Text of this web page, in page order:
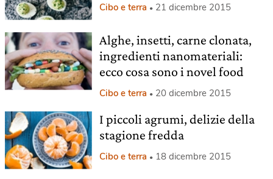
Cibo e terra 21 dicembre 2015
Alghe, insetti, carne clonata,
ingredienti nanomateriali:
ecco cosa sono i novel food
Cibo e terra 20 dicembre 2015
I piccoli agrumi, delizie della
stagione fredda
Cibo e terra 18 dicembre 2015